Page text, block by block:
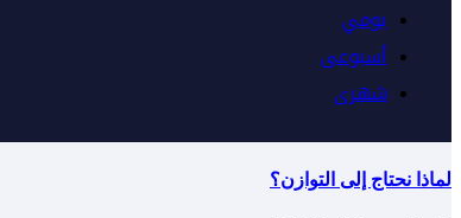
يومي
أسبوعى
شهرى
لماذا نحتاج إلى التوازن؟